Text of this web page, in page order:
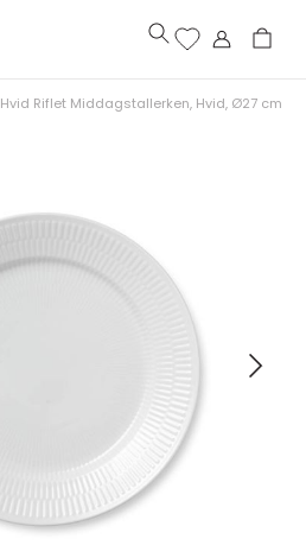
Hvid Riflet Middagstallerken, Hvid, Ø27 cm